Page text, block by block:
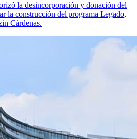
la desincorporación y donación del
la construcción del programa Legado,
Cárdenas.